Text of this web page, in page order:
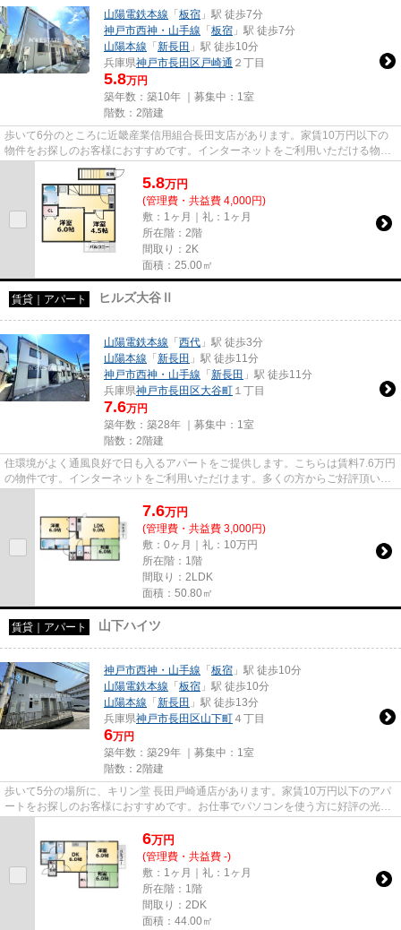
山陽電鉄本線 「 板宿 」駅 徒歩7分
神戸市西神・山手線 「 板宿 」駅 徒歩7分
山陽本線 「 新長田 」駅 徒歩10分
兵庫県神戸市長田区 戸崎通 ２丁目
5.8万円
築年数：築10年 ｜募集中： 1室
階数：2階建
歩いて6分のところに近畿産業信用組合長田支店があります。家賃10万円以下の
物件をお探しのお客様におすすめです。インターネットをご利用いただける物件
です。新着情報：FIRST BLISS...
5.8万円
(管理費・共益費 4,000円)
敷：1ヶ月｜礼：1ヶ月
所在階：2階
間取り：2K
面積：25.00㎡
賃貸｜アパート ヒルズ大谷Ⅱ
山陽電鉄本線 「 西代 」駅 徒歩3分
山陽本線 「 新長田 」駅 徒歩11分
神戸市西神・山手線 「 新長田 」駅 徒歩11分
兵庫県神戸市長田区大谷町 １丁目
7.6万円
築年数：築28年 ｜募集中： 1室
階数：2階建
住環境がよく通風良好で日も入るアパートをご提供します。こちらは賃料7.6万円
の物件です。インターネットをご利用いただけます。多くの方からご好評頂いて
7.6万円
(管理費・共益費 3,000円)
敷：0ヶ月｜礼：10万円
所在階：1階
間取り：2LDK
面積：50.80㎡
賃貸｜アパート 山下ハイツ
神戸市西神・山手線 「 板宿 」駅 徒歩10分
山陽電鉄本線 「 板宿 」駅 徒歩10分
山陽本線 「 新長田 」駅 徒歩13分
兵庫県神戸市長田区山下町 ４丁目
6万円
築年数：築29年 ｜募集中： 1室
階数：2階建
歩いて5分の場所に、キリン堂 長田戸崎通店があります。家賃10万円以下のアパ
ートをお探しのお客様におすすめです。お仕事でパソコンを使う方に好評の光回
6万円
(管理費・共益費 -)
敷：1ヶ月｜礼：1ヶ月
所在階：1階
間取り：2DK
面積：44.00㎡